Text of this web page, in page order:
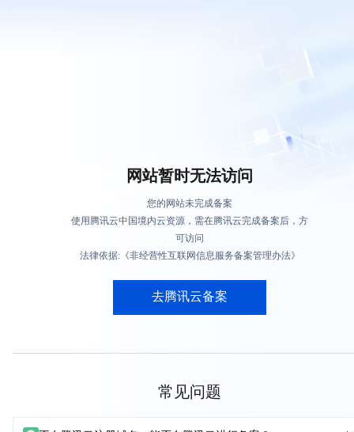
网站暂时无法访问
您的网站未完成备案
使用腾讯云中国境内云资源，需在腾讯云完成备案后，方
可访问
法律依据:《非经营性互联网信息服务备案管理办法》
去腾讯云备案
常见问题